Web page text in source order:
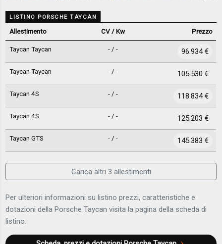
LISTINO PORSCHE TAYCAN
Allestimento CV / Kw Prezzo
Taycan Taycan - / - 96.934 €
Taycan Taycan - / - 105.530 €
Taycan 4S - / - 118.834 €
Taycan 4S - / - 125.203 €
Taycan GTS - / - 145.383 €
Carica altri 3 allestimenti
Per ulteriori informazioni su listino prezzi, caratteristiche e
dotazioni della Porsche Taycan visita la pagina della scheda di
listino.